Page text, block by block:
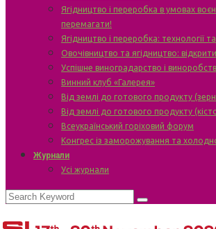
Ягідництво і переробка в умовах
перемагати!
Ягідництво і переробка: технології та
Овочівництво та ягідництво:
Успішне виноградарство і
Винний клуб «Галерея»
Від землі до готового продукту
Від землі до готового продукту
Всеукраїнський горіховий форум
Конгрес із заморожування та
Журнали
Усі журнали